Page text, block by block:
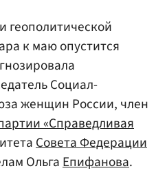
геополитической
к маю опустится
Социал-
женщин России, член
«Справедливая
Совета Федерации
ОльгаЕпифанова.